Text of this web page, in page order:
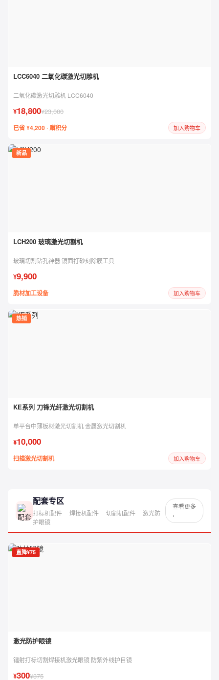
LCC6040 二氧化碳激光切雕机
二氧化碳激光切雕机 LCC6040
¥18,800¥23,000
已省 ¥4,200 · 赠积分 加入购物车
新品
LCH200 玻璃激光切割机
玻璃切割钻孔神器 镜面打砂刻除膜工具
¥9,900
脆材加工设备 加入购物车
热销
KE系列 刀锋光纤激光切割机
单平台中薄板材激光切割机 金属激光切割机
¥10,000
扫描激光切割机 加入购物车
配套专区
打标机配件 焊接机配件 切割机配件
激光防
护眼镜
查看更多
›
直降¥75
激光防护眼镜
镭射打标切割焊接机激光眼镜 防紫外线护目镜
¥300¥375